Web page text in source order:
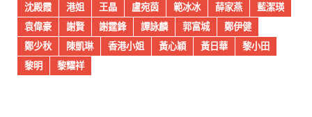
沈殿霞
港姐 王晶 盧宛茵 範冰冰 薛家燕
藍潔瑛
袁偉豪
謝賢 謝霆鋒 譚詠麟 郭富城
鄭伊健
鄭少秋
陳凱琳 香港小姐 黃心穎 黃日華
黎小田
黎明
黎耀祥